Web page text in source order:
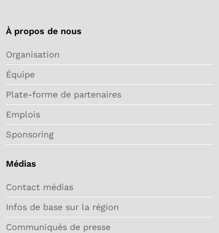
À propos de nous
Organisation
Équipe
Plate-forme de partenaires
Emplois
Sponsoring
Médias
Contact médias
Infos de base sur la région
Communiqués de presse